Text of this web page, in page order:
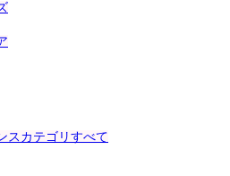
スカテゴリすべて